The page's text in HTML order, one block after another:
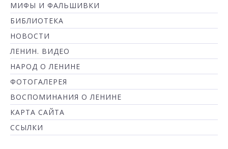
МИФЫ И ФАЛЬШИВКИ
БИБЛИОТЕКА
НОВОСТИ
ЛЕНИН. ВИДЕО
НАРОД О ЛЕНИНЕ
ФОТОГАЛЕРЕЯ
ВОСПОМИНАНИЯ О ЛЕНИНЕ
КАРТА САЙТА
ССЫЛКИ